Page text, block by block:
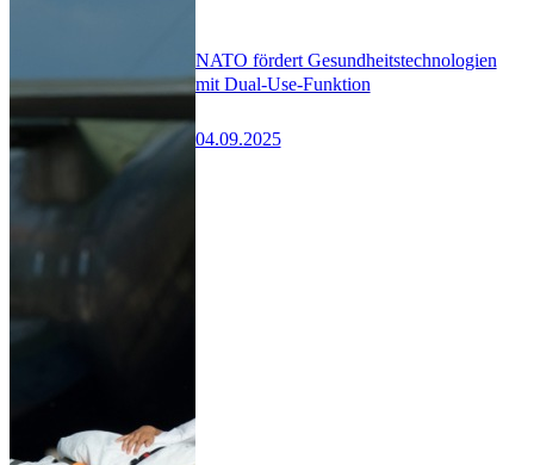
NATO fördert Gesundheitstechnologien
mit Dual-Use-Funktion
04.09.2025